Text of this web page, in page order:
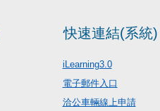
快速連結(系統)
iLearning3.0
電子郵件入口
洽公車輛線上申請